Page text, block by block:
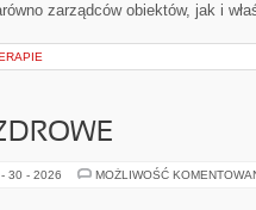
zarządców obiektów, jak i
30 - 2026 MOŻLIWOŚĆ